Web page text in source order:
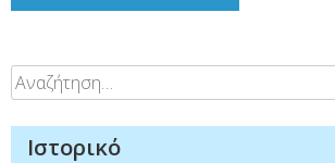
Αναζήτηση
για:
Ιστορικό